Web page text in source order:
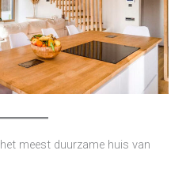
meest duurzame huis van